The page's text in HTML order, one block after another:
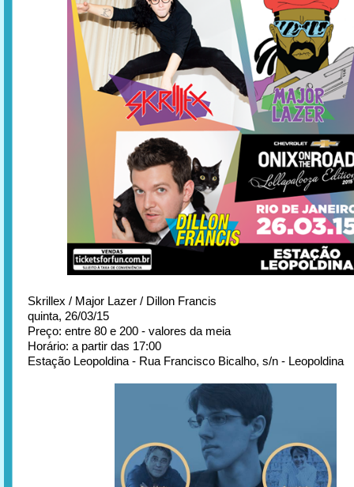
Skrillex / Major Lazer / Dillon Francis
quinta, 26/03/15
Preço: entre 80 e 200 - valores da meia
Horário: a partir das 17:00
Estação Leopoldina - Rua Francisco Bicalho, s/n - Leopoldina